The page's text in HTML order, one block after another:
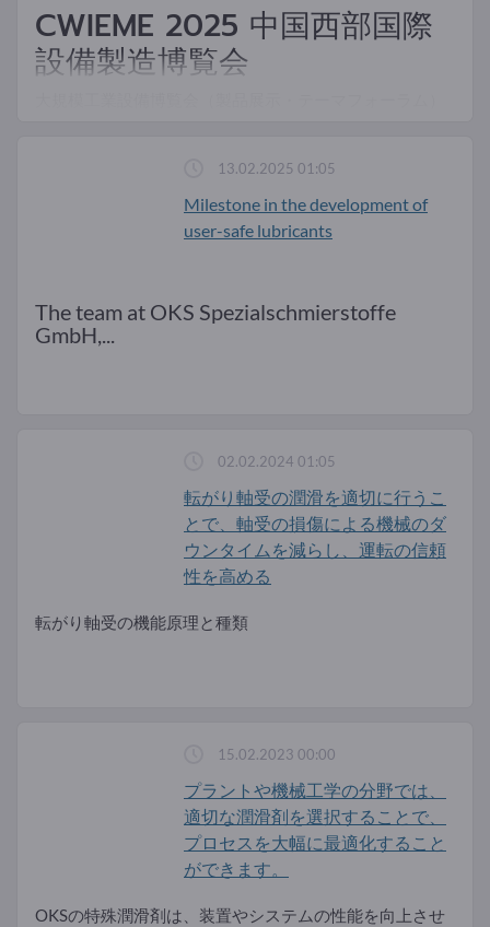
CWIEME 2025 中国西部国際
設備製造博覧会
13.02.2025 01:05
Milestone in the development of
user-safe lubricants
The team at OKS Spezialschmierstoffe
GmbH,...
02.02.2024 01:05
転がり軸受の潤滑を適切に行うこ
とで、軸受の損傷による機械のダ
ウンタイムを減らし、運転の信頼
性を高める
転がり軸受の機能原理と種類
15.02.2023 00:00
プラントや機械工学の分野では、
適切な潤滑剤を選択することで、
プロセスを大幅に最適化すること
ができます。
OKSの特殊潤滑剤は、装置やシステムの性能を向上させ